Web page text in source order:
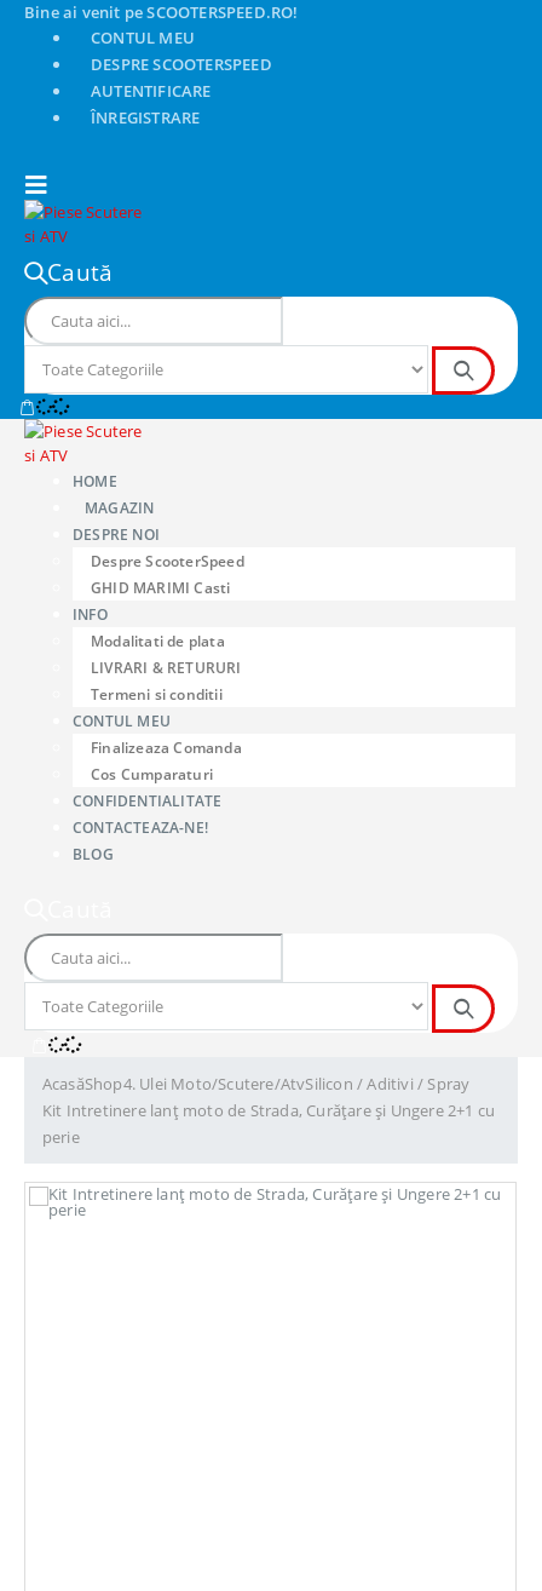
Bine ai venit pe SCOOTERSPEED.RO!
CONTUL MEU
DESPRE SCOOTERSPEED
AUTENTIFICARE
ÎNREGISTRARE
Caută
HOME
MAGAZIN
DESPRE NOI
Despre ScooterSpeed
GHID MARIMI Casti
INFO
Modalitati de plata
LIVRARI & RETURURI
Termeni si conditii
CONTUL MEU
Finalizeaza Comanda
Cos Cumparaturi
CONFIDENTIALITATE
CONTACTEAZA-NE!
BLOG
AcasăShop4. Ulei Moto/Scutere/AtvSilicon / Aditivi / Spray
Kit Intretinere lanț moto de Strada, Curățare și Ungere 2+1 cu
perie